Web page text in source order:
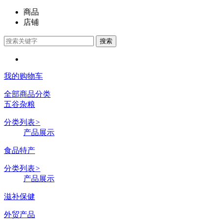
商品
店铺
搜索
我的购物车
全部商品分类
五谷杂粮
分类列表>
产品展示
食品特产
分类列表>
产品展示
滋补保健
外贸产品